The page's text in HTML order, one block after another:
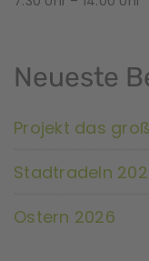
Neueste
Projekt das
Stadtradeln
Ostern 2026